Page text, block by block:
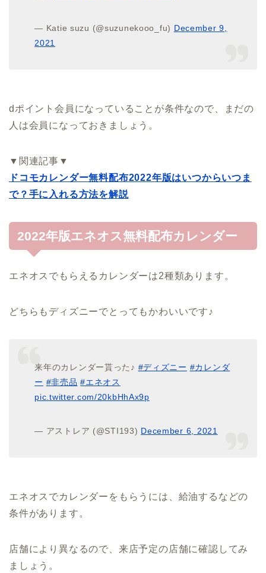
— Katie suzu (@suzunekooo_fu) December 9,
2021
dポイント会員になっていることが条件なので、まだの
人は会員になっておきましょう。
▼関連記事▼
ドコモカレンダー無料配布2022年版はいつからいつま
で？手に入れる方法を解説
2022年版エネオス無料配布カレンダー
エネオスでもらえるカレンダーは2種類あります。
どちらもディズニーでとってもかわいいです♪
来年のカレンダー貰った♪ #ディズニー #カレンダ
ー #非売品 #エネオス
pic.twitter.com/20kbHhAx9p
— アストレア (@STI193) December 6, 2021
エネオスでカレンダーをもらうには、給油するなどの
条件があります。
店舗により異なるので、来店予定の店舗に確認してみ
ましょう。